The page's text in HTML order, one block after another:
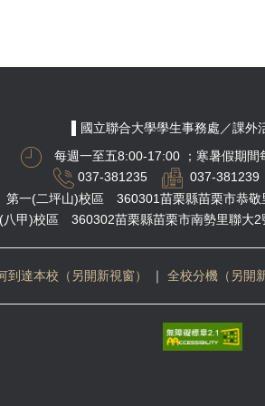
▌國立聯合大學學生事務處／課外
每週一至五8:00-17:00
；寒暑假期
037-381235
037-381239
第一(二坪山)校區 360301苗栗縣苗栗市恭敬
八甲)校區 360302苗栗縣苗栗市南勢里聯大2
到達本校（另開新視窗） ｜ 全校分機（另開